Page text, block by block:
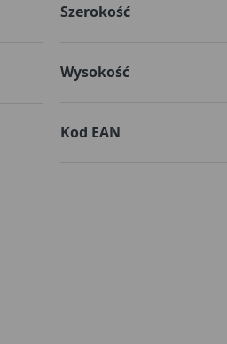
Szerokość
Wysokość
Kod EAN